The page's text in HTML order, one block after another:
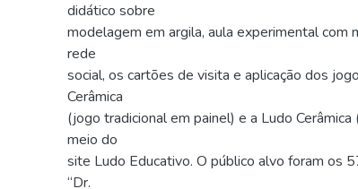
didático sobre
modelagem em argila, aula experimental com
rede
social, os cartões de visita e aplicação dos
Cerâmica
(jogo tradicional em painel) e a Ludo
meio do
site Ludo Educativo. O público alvo foram os
“Dr.